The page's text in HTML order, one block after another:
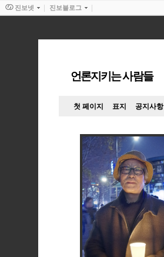
언론지키는 사람들
첫 페이지 표지 공지사항
진보넷 진보블로그